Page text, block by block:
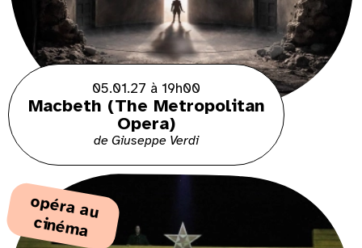
05.01.27 à 19h00
Macbeth (The Metropolitan
Opera)
de Giuseppe Verdi
o
p
é
ra
a
u
ciné
m
a